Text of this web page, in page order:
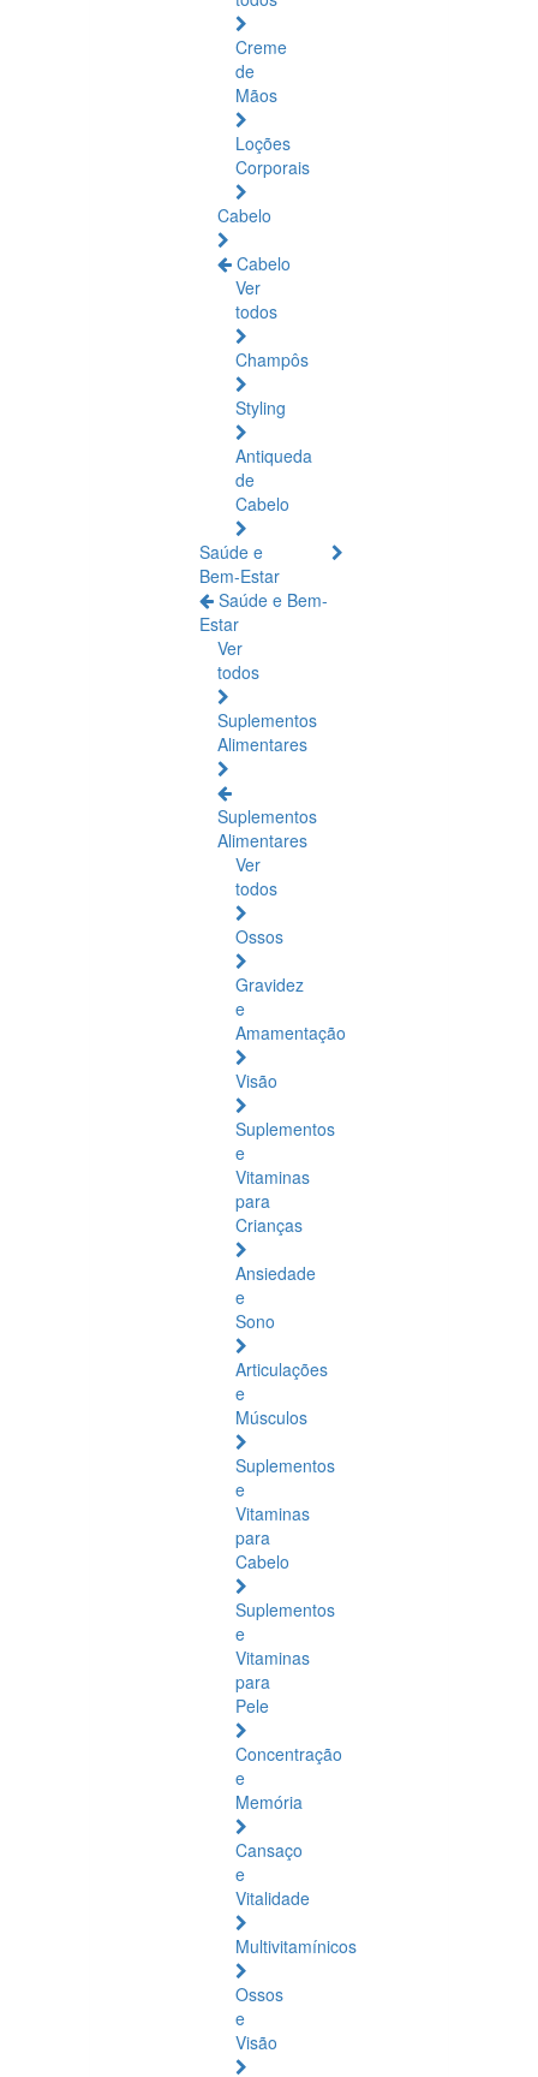
Creme
de
Mãos
Loções
Corporais
Cabelo
Cabelo
Ver
todos
Champôs
Styling
Antiqueda
de
Cabelo
Saúde e
Bem-Estar
Saúde e Bem-
Estar
Ver
todos
Suplementos
Alimentares
Suplementos
Alimentares
Ver
todos
Ossos
Gravidez
e
Amamentação
Visão
Suplementos
e
Vitaminas
para
Crianças
Ansiedade
e
Sono
Articulações
e
Músculos
Suplementos
e
Vitaminas
para
Cabelo
Suplementos
e
Vitaminas
para
Pele
Concentração
e
Memória
Cansaço
e
Vitalidade
Multivitamínicos
Ossos
e
Visão